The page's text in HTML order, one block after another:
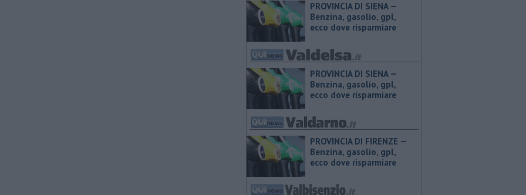
PROVINCIA DI SIENA — ​
Benzina, gasolio, gpl,
ecco dove risparmiare
PROVINCIA DI SIENA — ​
Benzina, gasolio, gpl,
ecco dove risparmiare
PROVINCIA DI FIRENZE — ​
Benzina, gasolio, gpl,
ecco dove risparmiare